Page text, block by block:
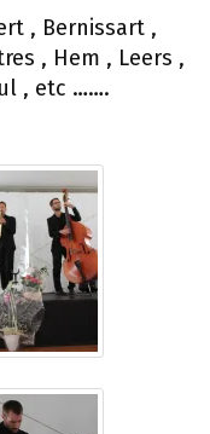
, Bernissart ,
, Hem , Leers ,
, etc …….